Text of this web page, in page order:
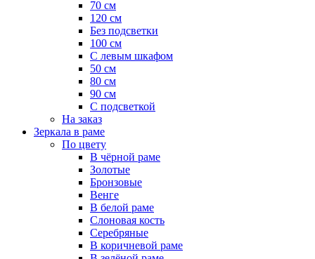
70 см
120 см
Без подсветки
100 см
С левым шкафом
50 см
80 см
90 см
С подсветкой
На заказ
Зеркала в раме
По цвету
В чёрной раме
Золотые
Бронзовые
Венге
В белой раме
Слоновая кость
Серебряные
В коричневой раме